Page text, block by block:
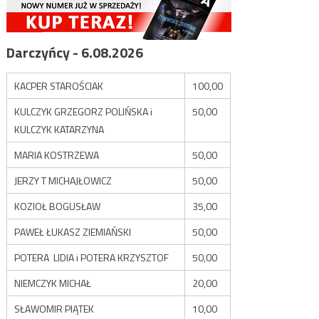
Darczyńcy - 6.08.2026
KACPER STAROŚCIAK
100,00
KULCZYK GRZEGORZ POLIŃSKA i
KULCZYK KATARZYNA
50,00
MARIA KOSTRZEWA
50,00
JERZY T MICHAJŁOWICZ
50,00
KOZIOŁ BOGUSŁAW
35,00
PAWEŁ ŁUKASZ ZIEMIAŃSKI
50,00
POTERA LIDIA i POTERA KRZYSZTOF
50,00
NIEMCZYK MICHAŁ
20,00
SŁAWOMIR PIĄTEK
10,00